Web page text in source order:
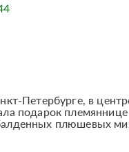
Петербурге, в
подарок
плюшевых